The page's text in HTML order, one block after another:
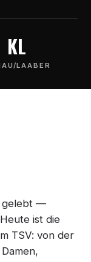
KL
LAABER
gelebt —
ist die
TSV: von der